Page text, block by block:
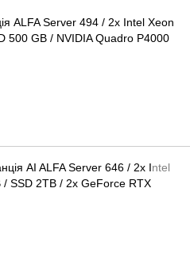
ALFA Server 494 / 2x Intel Xeon
500 GB / NVIDIA Quadro P4000